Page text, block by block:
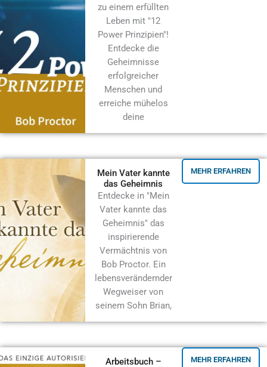
zu einem erfüllten
Leben mit "12
Power Prinzipien"!
Entdecke die
Geheimnisse
erfolgreicher
Menschen und
erreiche mühelos
deine
Mein Vater kannte
das Geheimnis
Entdecke in "Mein
Vater kannte das
Geheimnis" das
inspirierende
Vermächtnis von
Bob Proctor. Ein
lebensverändernder
Wegweiser von
seinem Sohn Brian,
MEHR ERFAHREN
Arbeitsbuch –
MEHR ERFAHREN